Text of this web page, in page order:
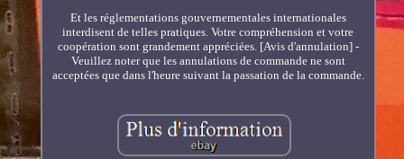
Et les réglementations gouvernementales internationales
interdisent de telles pratiques. Votre compréhension et votre
coopération sont grandement appréciées. [Avis d'annulation] -
Veuillez noter que les annulations de commande ne sont
acceptées que dans l'heure suivant la passation de la commande.